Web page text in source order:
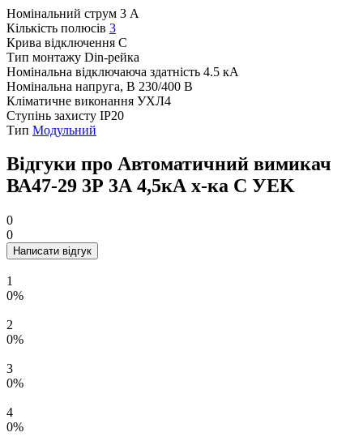
Номінальний струм 3 А
Кількість полюсів 3
Крива відключення C
Тип монтажу Din-рейка
Номінальна відключаюча здатність 4.5 кА
Номінальна напруга, В 230/400 В
Кліматичне виконання УХЛ4
Ступінь захисту IP20
Тип Модульний
Відгуки про Автоматичний вимикач
ВА47-29 3Р 3А 4,5кА х-ка C УEK
0
0
Написати відгук
1
0%
2
0%
3
0%
4
0%